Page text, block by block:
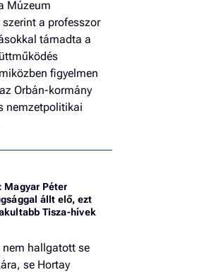
Múzeum
a professzor
támadta a
figyelmen
Orbán-kormány
nemzetpolitikai
Magyar Péter
állt elő, ezt
Tisza-hívek
nem hallgatott se
se Hortay